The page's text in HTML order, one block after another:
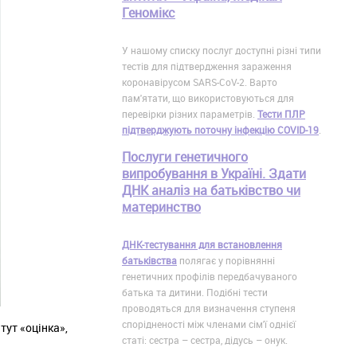
«оцінка»,
Геномікс
У нашому списку послуг доступні різні типи
тестів для підтвердження зараження
коронавірусом SARS-CoV-2. Варто
пам'ятати, що використовуються для
перевірки різних параметрів. Тести ПЛР
підтверджують поточну інфекцію COVID-19
Послуги генетичного
випробування в Україні. Здати
ДНК аналіз на батьківство чи
материнство
ДНК-тестування для встановлення
батьківства полягає у порівнянні
генетичних профілів передбачуваного
батька та дитини. Подібні тести
проводяться для визначення ступеня
спорідненості між членами сім'ї однієї
статі: сестра – сестра, дідусь – онук.